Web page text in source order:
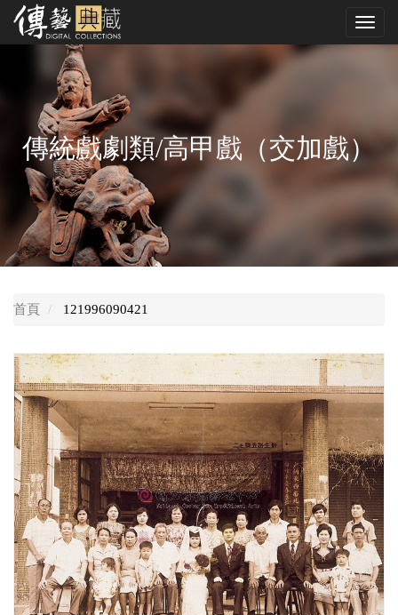
中
傳統戲劇類/高甲戲（交加戲）
首頁 121996090421